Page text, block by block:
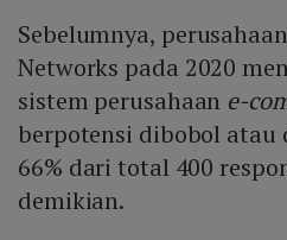
Sebelumnya,
Networks pada 2020
sistem perusahaan e-
berpotensi dibobol atau
66% dari total 400
demikian.